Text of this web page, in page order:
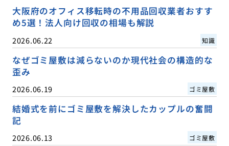
大阪府のオフィス移転時の不用品回収業者おすす
め5選！法人向け回収の相場も解説
2026.06.22 知識
なぜゴミ屋敷は減らないのか現代社会の構造的な
歪み
2026.06.19 ゴミ屋敷
結婚式を前にゴミ屋敷を解決したカップルの奮闘
記
2026.06.13 ゴミ屋敷